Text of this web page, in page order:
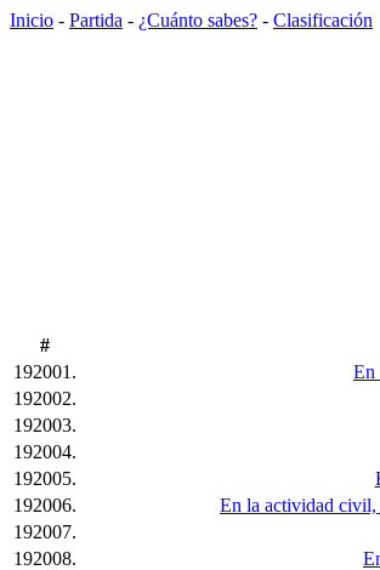
Inicio - Partida - ¿Cuánto sabes? - Clasificación
#
192001.
En
192002.
192003.
192004.
192005.
192006.
En la actividad civil,
192007.
192008.